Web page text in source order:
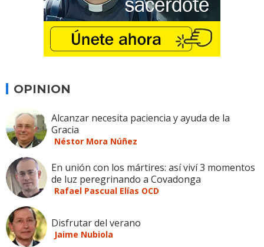
OPINION
Alcanzar necesita paciencia y ayuda de la
Gracia
Néstor Mora Núñez
En unión con los mártires: así viví 3 momentos
de luz peregrinando a Covadonga
Rafael Pascual Elías OCD
Disfrutar del verano
Jaime Nubiola